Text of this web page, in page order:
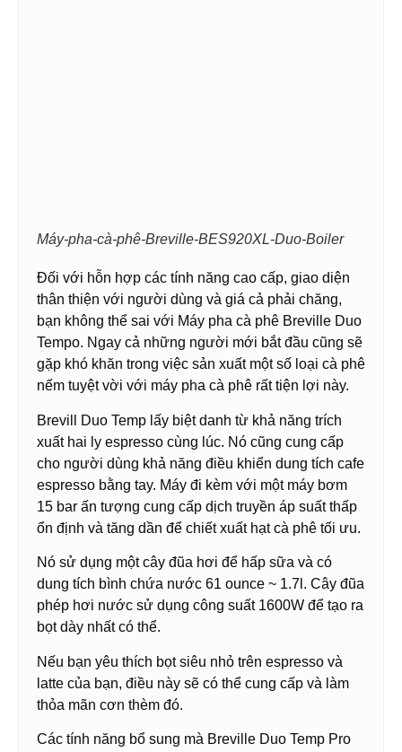
Máy-pha-cà-phê-Breville-BES920XL-Duo-Boiler
Đối với hỗn hợp các tính năng cao cấp, giao diện
thân thiện với người dùng và giá cả phải chăng,
bạn không thể sai với Máy pha cà phê Breville Duo
Tempo. Ngay cả những người mới bắt đầu cũng sẽ
gặp khó khăn trong việc sản xuất một số loại cà phê
nếm tuyệt vời với máy pha cà phê rất tiện lợi này.
Brevill Duo Temp lấy biệt danh từ khả năng trích
xuất hai ly espresso cùng lúc. Nó cũng cung cấp
cho người dùng khả năng điều khiển dung tích cafe
espresso bằng tay. Máy đi kèm với một máy bơm
15 bar ấn tượng cung cấp dịch truyền áp suất thấp
ổn định và tăng dần để chiết xuất hạt cà phê tối ưu.
Nó sử dụng một cây đũa hơi để hấp sữa và có
dung tích bình chứa nước 61 ounce ~ 1.7l. Cây đũa
phép hơi nước sử dụng công suất 1600W để tạo ra
bọt dày nhất có thể.
Nếu bạn yêu thích bọt siêu nhỏ trên espresso và
latte của bạn, điều này sẽ có thể cung cấp và làm
thỏa mãn cơn thèm đó.
Các tính năng bổ sung mà Breville Duo Temp Pro